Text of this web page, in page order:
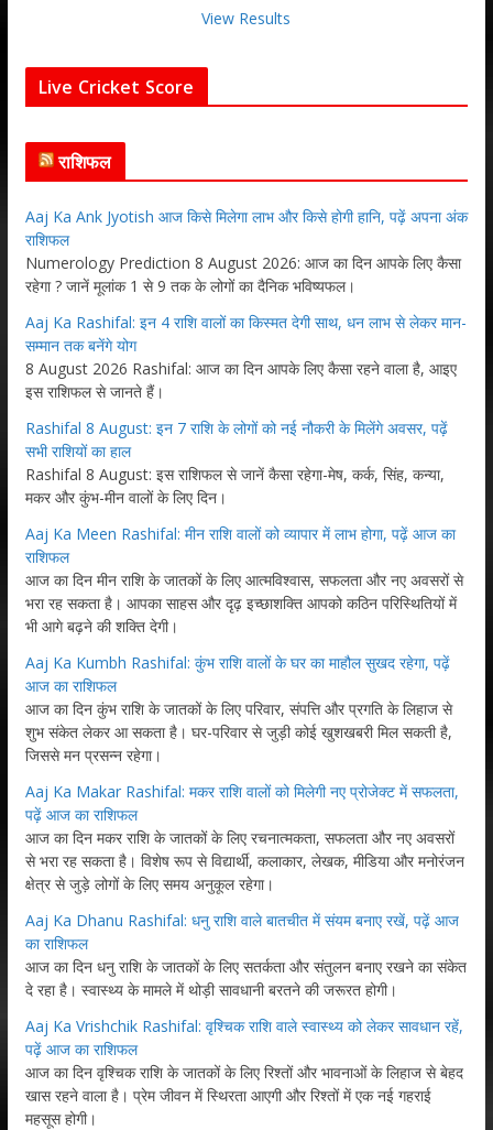
View Results
Live Cricket Score
राशिफल
Aaj Ka Ank Jyotish आज किसे मिलेगा लाभ और किसे होगी हानि, पढ़ें अपना अंक
राशिफल
Numerology Prediction 8 August 2026: आज का दिन आपके लिए कैसा
रहेगा ? जानें मूलांक 1 से 9 तक के लोगों का दैनिक भविष्यफल।
Aaj Ka Rashifal: इन 4 राशि वालों का किस्मत देगी साथ, धन लाभ से लेकर मान-
सम्मान तक बनेंगे योग
8 August 2026 Rashifal: आज का दिन आपके लिए कैसा रहने वाला है, आइए
इस राशिफल से जानते हैं।
Rashifal 8 August: इन 7 राशि के लोगों को नई नौकरी के मिलेंगे अवसर, पढ़ें
सभी राशियों का हाल
Rashifal 8 August: इस राशिफल से जानें कैसा रहेगा-मेष, कर्क, सिंह, कन्या,
मकर और कुंभ-मीन वालों के लिए दिन।
Aaj Ka Meen Rashifal: मीन राशि वालों को व्यापार में लाभ होगा, पढ़ें आज का
राशिफल
आज का दिन मीन राशि के जातकों के लिए आत्मविश्वास, सफलता और नए अवसरों से
भरा रह सकता है। आपका साहस और दृढ़ इच्छाशक्ति आपको कठिन परिस्थितियों में
भी आगे बढ़ने की शक्ति देगी।
Aaj Ka Kumbh Rashifal: कुंभ राशि वालों के घर का माहौल सुखद रहेगा, पढ़ें
आज का राशिफल
आज का दिन कुंभ राशि के जातकों के लिए परिवार, संपत्ति और प्रगति के लिहाज से
शुभ संकेत लेकर आ सकता है। घर-परिवार से जुड़ी कोई खुशखबरी मिल सकती है,
जिससे मन प्रसन्न रहेगा।
Aaj Ka Makar Rashifal: मकर राशि वालों को मिलेगी नए प्रोजेक्ट में सफलता,
पढ़ें आज का राशिफल
आज का दिन मकर राशि के जातकों के लिए रचनात्मकता, सफलता और नए अवसरों
से भरा रह सकता है। विशेष रूप से विद्यार्थी, कलाकार, लेखक, मीडिया और मनोरंजन
क्षेत्र से जुड़े लोगों के लिए समय अनुकूल रहेगा।
Aaj Ka Dhanu Rashifal: धनु राशि वाले बातचीत में संयम बनाए रखें, पढ़ें आज
का राशिफल
आज का दिन धनु राशि के जातकों के लिए सतर्कता और संतुलन बनाए रखने का संकेत
दे रहा है। स्वास्थ्य के मामले में थोड़ी सावधानी बरतने की जरूरत होगी।
Aaj Ka Vrishchik Rashifal: वृश्चिक राशि वाले स्वास्थ्य को लेकर सावधान रहें,
पढ़ें आज का राशिफल
आज का दिन वृश्चिक राशि के जातकों के लिए रिश्तों और भावनाओं के लिहाज से बेहद
खास रहने वाला है। प्रेम जीवन में स्थिरता आएगी और रिश्तों में एक नई गहराई
महसूस होगी।